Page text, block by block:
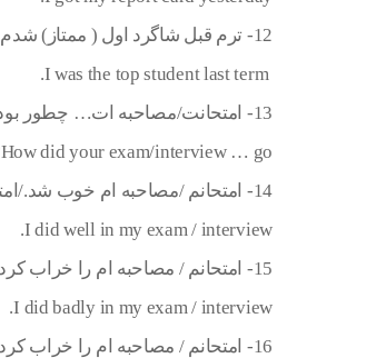
12- ترم قبل شاگرد اول ( ممتاز) شدم.
I was the top student last term.
13- امتحانت/مصاحبه ات… چطور بود؟
How did your exam/interview … go?
14- امتحانم /مصاحبه ام خوب شد./امتحانم را خوب دادم.
I did well in my exam / interview.
15- امتحانم / مصاحبه ام را خراب کردم./ بد دادم.
I did badly in my exam / interview.
16- امتحانم / مصاحبه ام را خراب کردم .